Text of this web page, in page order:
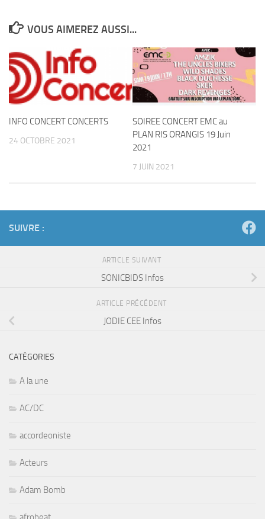
VOUS AIMEREZ AUSSI...
INFO CONCERT CONCERTS
24 OCTOBRE 2021
SOIREE CONCERT EMC au
PLAN RIS ORANGIS 19 Juin
2021
7 JUIN 2021
SUIVRE :
ARTICLE SUIVANT
SONICBIDS Infos
ARTICLE PRÉCÉDENT
JODIE CEE Infos
CATÉGORIES
A la une
AC/DC
accordeoniste
Acteurs
Adam Bomb